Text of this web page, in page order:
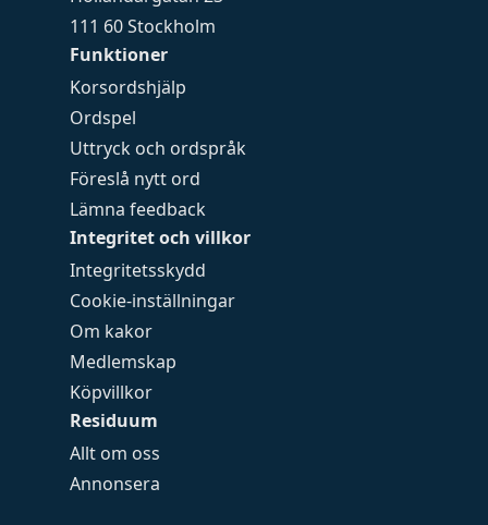
Funktioner
Korsordshjälp
Ordspel
Uttryck och ordspråk
Föreslå nytt ord
Lämna feedback
Integritet och villkor
Integritetsskydd
Cookie-inställningar
Om kakor
Medlemskap
Köpvillkor
Residuum
Allt om oss
Annonsera
111 60 Stockholm